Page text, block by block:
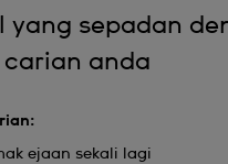
yang sepadan
carian anda
ejaan sekali lagi